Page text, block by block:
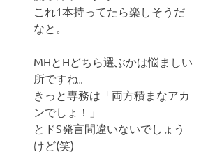
これ1本持ってたら楽しそうだ
なと。
MHとHどちら選ぶかは悩ましい
所ですね。
きっと専務は「両方積まなアカ
ンでしょ！」
とドS発言間違いないでしょう
けど(笑)